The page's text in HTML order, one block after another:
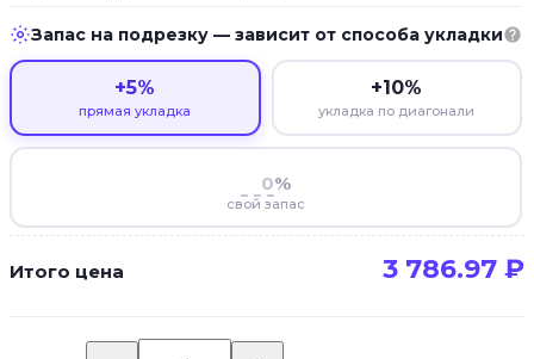
Запас на подрезку — зависит от способа укладки
+5%
прямая укладка
+10%
укладка по диагонали
%
свой запас
Итого цена 3 786.97 ₽